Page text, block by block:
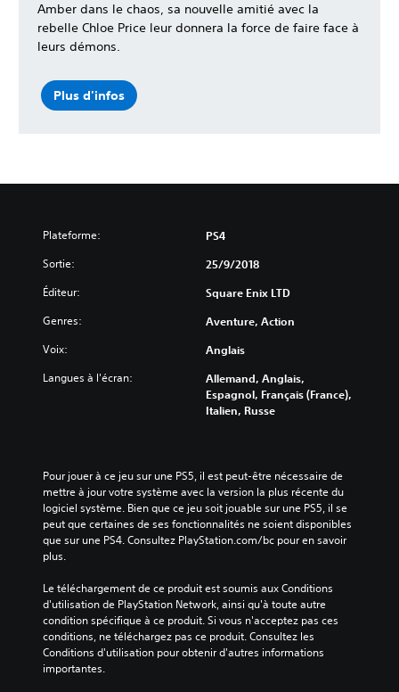
Amber dans le chaos, sa nouvelle amitié avec la
rebelle Chloe Price leur donnera la force de faire face à
leurs démons.
Plus d'infos
Plateforme: PS4
Sortie: 25/9/2018
Éditeur: Square Enix LTD
Genres: Aventure, Action
Voix: Anglais
Langues à l'écran:
Allemand, Anglais,
Espagnol, Français (France),
Italien, Russe
Pour jouer à ce jeu sur une PS5, il est peut-être nécessaire de
mettre à jour votre système avec la version la plus récente du
logiciel système. Bien que ce jeu soit jouable sur une PS5, il se
peut que certaines de ses fonctionnalités ne soient disponibles
que sur une PS4. Consultez PlayStation.com/bc pour en savoir
plus.
Le téléchargement de ce produit est soumis aux Conditions
d'utilisation de PlayStation Network, ainsi qu'à toute autre
condition spécifique à ce produit. Si vous n'acceptez pas ces
conditions, ne téléchargez pas ce produit. Consultez les
Conditions d'utilisation pour obtenir d'autres informations
importantes.